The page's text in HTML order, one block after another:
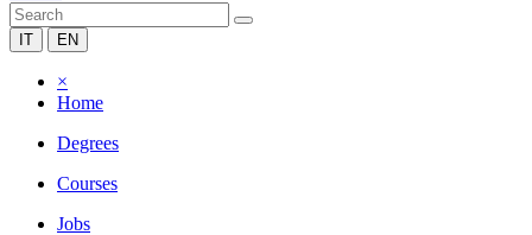
IT EN
×
Home
Degrees
Courses
Jobs